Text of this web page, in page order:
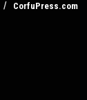
CorfuPress.com